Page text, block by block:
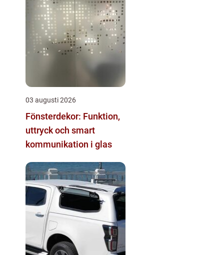
03 augusti 2026
Fönsterdekor: Funktion,
uttryck och smart
kommunikation i glas